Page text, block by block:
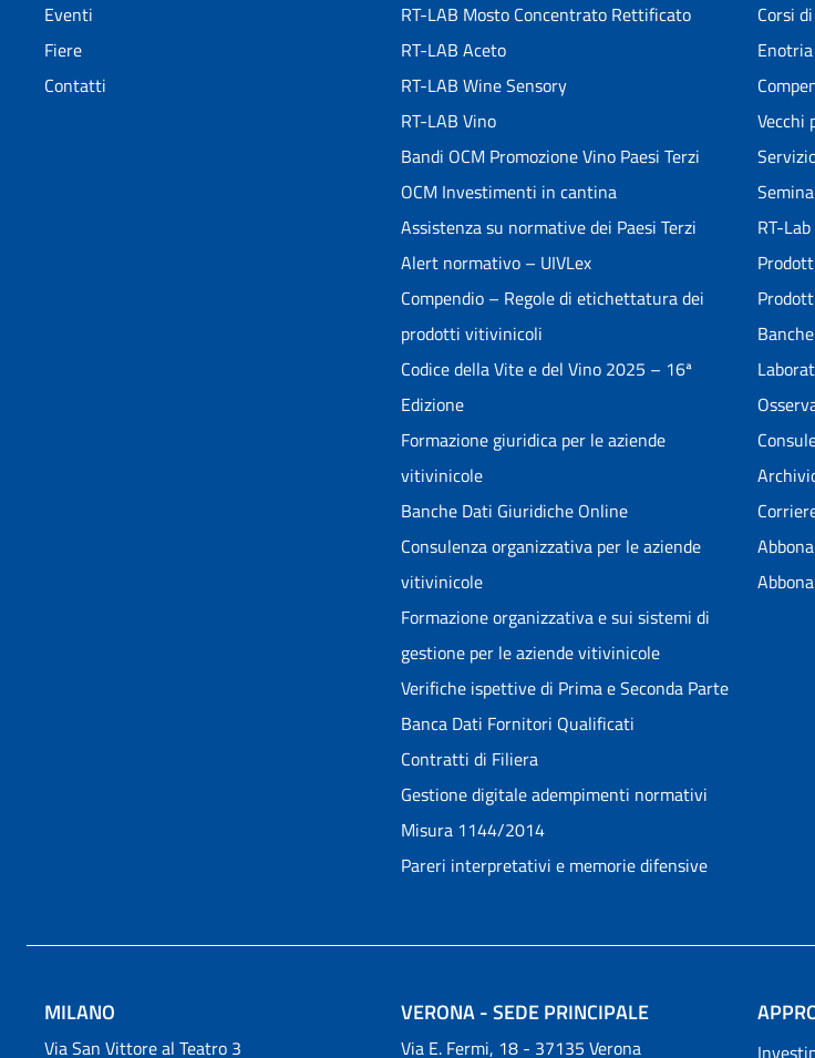
Eventi
Fiere
Contatti
RT-LAB Mosto Concentrato Rettificato
RT-LAB Aceto
RT-LAB Wine Sensory
RT-LAB Vino
Bandi OCM Promozione Vino Paesi Terzi
OCM Investimenti in cantina
Assistenza su normative dei Paesi Terzi
Alert normativo – UIVLex
Compendio – Regole di etichettatura dei
prodotti vitivinicoli
Codice della Vite e del Vino 2025 – 16ª
Edizione
Formazione giuridica per le aziende
vitivinicole
Banche Dati Giuridiche Online
Consulenza organizzativa per le aziende
vitivinicole
Formazione organizzativa e sui sistemi di
gestione per le aziende vitivinicole
Verifiche ispettive di Prima e Seconda Parte
Banca Dati Fornitori Qualificati
Contratti di Filiera
Gestione digitale adempimenti normativi
Misura 1144/2014
Pareri interpretativi e memorie difensive
Corsi
Enotria
Vecchi
RT-Lab
MILANO
Via San Vittore al Teatro 3
VERONA - SEDE PRINCIPALE
Via E. Fermi, 18 - 37135 Verona